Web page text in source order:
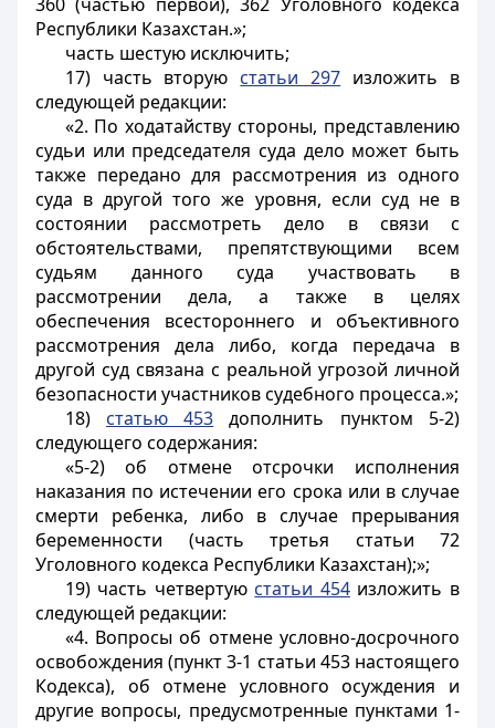
Республики Казахстан.»;
часть шестую исключить;
17) часть вторую статьи 297 изложить в
следующей редакции:
«2. По ходатайству стороны, представлению
судьи или председателя суда дело может быть
также передано для рассмотрения из одного
суда в другой того же уровня, если суд не в
состоянии рассмотреть дело в связи с
обстоятельствами, препятствующими всем
судьям данного суда участвовать в
рассмотрении дела, а также в целях
обеспечения всестороннего и объективного
рассмотрения дела либо, когда передача в
другой суд связана с реальной угрозой личной
безопасности участников судебного процесса.»;
18) статью 453 дополнить пунктом 5-2)
следующего содержания:
«5-2) об отмене отсрочки исполнения
наказания по истечении его срока или в случае
смерти ребенка, либо в случае прерывания
беременности (часть третья статьи 72
Уголовного кодекса Республики Казахстан);»;
19) часть четвертую статьи 454изложить в
следующей редакции:
«4. Вопросы об отмене условно-досрочного
освобождения (пункт 3-1 статьи 453 настоящего
Кодекса), об отмене условного осуждения и
другие вопросы, предусмотренные пунктами 1-